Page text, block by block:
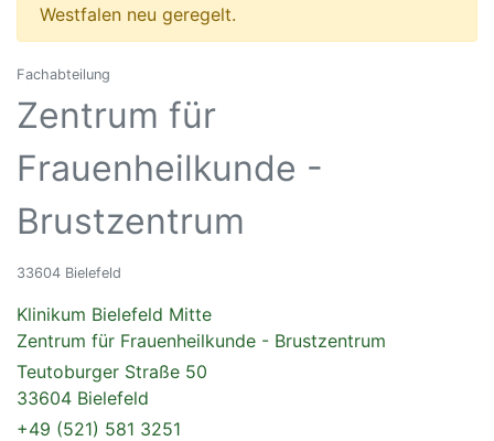
Westfalen neu geregelt.
Fachabteilung
Zentrum für
Frauenheilkunde -
Brustzentrum
33604 Bielefeld
Klinikum Bielefeld Mitte
Zentrum für Frauenheilkunde - Brustzentrum
Teutoburger Straße 50
33604 Bielefeld
+49 (521) 581 3251